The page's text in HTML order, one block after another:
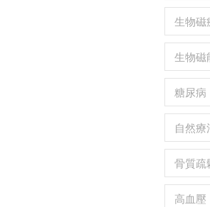
生物磁
生物磁
糖尿病
自然療
骨質疏
高血壓